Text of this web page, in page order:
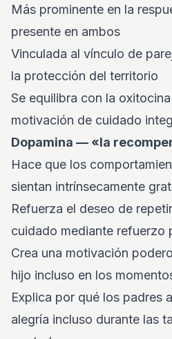
Más prominente en la
presente en ambos
Vinculada al vínculo de
la protección del territorio
Se equilibra con la
motivación de cuidado
Dopamina — «la
Hace que los
sientan intrínsecamente
Refuerza el deseo de
cuidado mediante refuerzo
Crea una motivación
hijo incluso en los
Explica por qué los padres
alegría incluso durante las